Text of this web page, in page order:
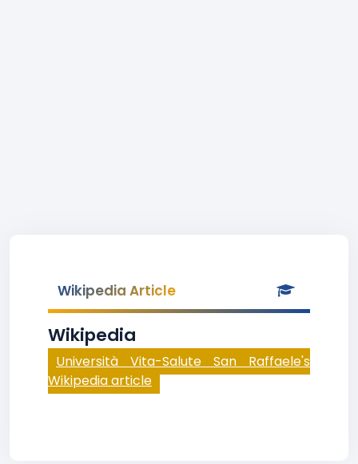
Wikipedia Article
Wikipedia
Università Vita-Salute San Raffaele's
Wikipedia article